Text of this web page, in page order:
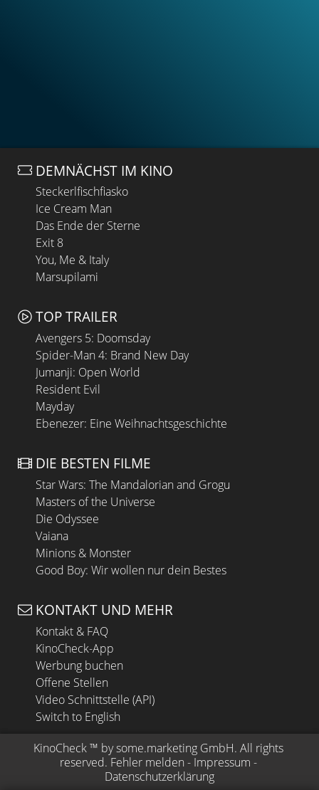
DEMNÄCHST IM KINO
Steckerlfischfiasko
Ice Cream Man
Das Ende der Sterne
Exit 8
You, Me & Italy
Marsupilami
TOP TRAILER
Avengers 5: Doomsday
Spider-Man 4: Brand New Day
Jumanji: Open World
Resident Evil
Mayday
Ebenezer: Eine Weihnachtsgeschichte
DIE BESTEN FILME
Star Wars: The Mandalorian and Grogu
Masters of the Universe
Die Odyssee
Vaiana
Minions & Monster
Good Boy: Wir wollen nur dein Bestes
KONTAKT UND MEHR
Kontakt & FAQ
KinoCheck-App
Werbung buchen
Offene Stellen
Video Schnittstelle (API)
Switch to English
KinoCheck ™ by some.marketing GmbH. All rights
reserved. Fehler melden - Impressum -
Datenschutzerklärung